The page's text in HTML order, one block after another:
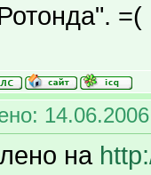
=(
на